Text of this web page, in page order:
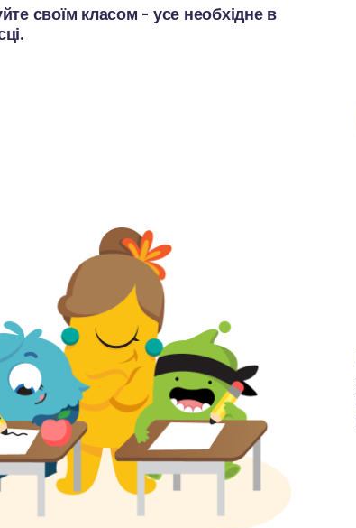
своїм класом - усе необхідне в